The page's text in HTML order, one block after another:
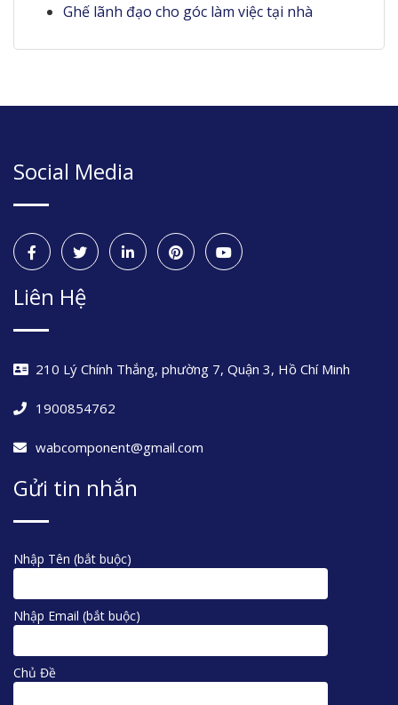
Ghế lãnh đạo cho góc làm việc tại nhà
Social Media
Liên Hệ
210 Lý Chính Thắng, phường 7, Quận 3, Hồ Chí Minh
1900854762
wabcomponent@gmail.com
Gửi tin nhắn
Nhập Tên (bắt buộc)
Nhập Email (bắt buộc)
Chủ Đề